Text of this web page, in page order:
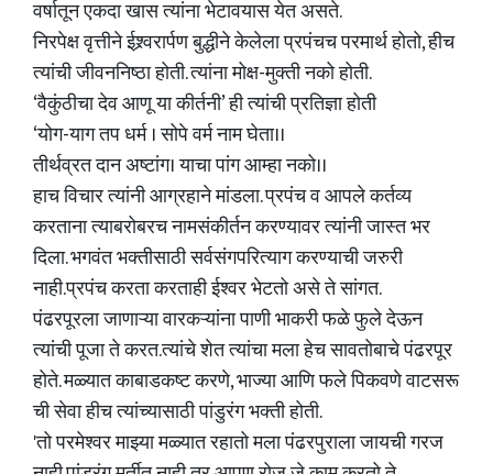
वर्षातून एकदा खास त्यांना भेटावयास येत असते.
निरपेक्ष वृत्तीने ईश्र्वरार्पण बुद्धीने केलेला प्रपंचच परमार्थ होतो, हीच
त्यांची जीवननिष्ठा होती. त्यांना मोक्ष-मुक्ती नको होती.
‘वैकुंठीचा देव आणू या कीर्तनी’ ही त्यांची प्रतिज्ञा होती
‘योग-याग तप धर्म । सोपे वर्म नाम घेता।।
तीर्थव्रत दान अष्टांग। याचा पांग आम्हा नको।।
हाच विचार त्यांनी आग्रहाने मांडला. प्रपंच व आपले कर्तव्य
करताना त्याबरोबरच नामसंकीर्तन करण्यावर त्यांनी जास्त भर
दिला. भगवंत भक्तीसाठी सर्वसंगपरित्याग करण्याची जरुरी
नाही.प्रपंच करता करताही ईश्वर भेटतो असे ते सांगत.
पंढरपूरला जाणाऱ्या वारकऱ्यांना पाणी भाकरी फळे फुले देऊन
त्यांची पूजा ते करत.त्यांचे शेत त्यांचा मला हेच सावतोबाचे पंढरपूर
होते. मळ्यात काबाडकष्ट करणे, भाज्या आणि फले पिकवणे वाटसरू
ची सेवा हीच त्यांच्यासाठी पांडुरंग भक्ती होती.
'तो परमेश्वर माझ्या मळ्यात रहातो मला पंढरपुराला जायची गरज